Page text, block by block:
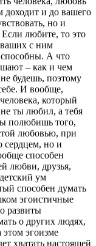
доходит и до вашего
но и
любите, то это
ваших с ним
А что
– как и чем
будешь, поэтому
И вообще,
который
не ты любил, а тебя
полюбишь того,
любовью, при
сердцем, но и
способен
любви, друзья,
ум
способен думать
эгоистичные
развиты
о других людях,
эгоизме
хватать настоящей